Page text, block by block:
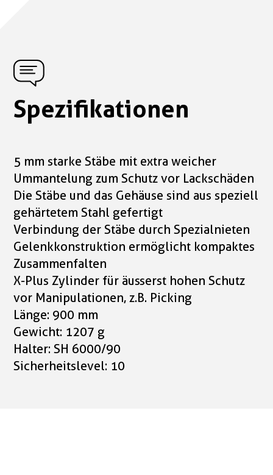
Spezifikationen
5 mm starke Stäbe mit extra weicher
Ummantelung zum Schutz vor Lackschäden
Die Stäbe und das Gehäuse sind aus speziell
gehärtetem Stahl gefertigt
Verbindung der Stäbe durch Spezialnieten
Gelenkkonstruktion ermöglicht kompaktes
Zusammenfalten
X-Plus Zylinder für äusserst hohen Schutz
vor Manipulationen, z.B. Picking
Länge: 900 mm
Gewicht: 1207 g
Halter: SH 6000/90
Sicherheitslevel: 10